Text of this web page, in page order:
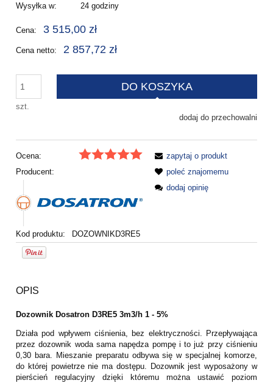
Wysyłka w: 24 godziny
Cena: 3 515,00 zł
Cena netto: 2 857,72 zł
szt.
DO KOSZYKA
dodaj do przechowalni
Ocena:
Producent:
Kod produktu: DOZOWNIKD3RE5
zapytaj o produkt
poleć znajomemu
dodaj opinię
OPIS
Dozownik Dosatron D3RE5 3m3/h 1 - 5%
Działa pod wpływem ciśnienia, bez elektryczności. Przepływająca
przez dozownik woda sama napędza pompę i to już przy ciśnieniu
0,30 bara. Mieszanie preparatu odbywa się w specjalnej komorze,
do której powietrze nie ma dostępu. Dozownik jest wyposażony w
pierścień regulacyjny dzięki któremu można ustawić poziom